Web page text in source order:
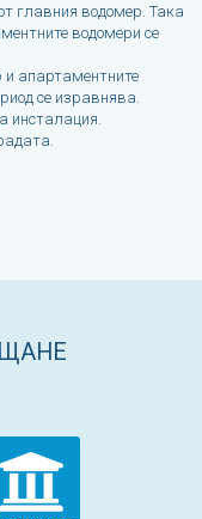
главния водомер. Така
водомери се
и апартаментните
се изравнява.
инсталация.